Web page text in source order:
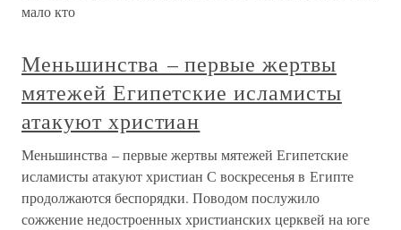
мало кто
Меньшинства – первые жертвы
мятежей Египетские исламисты
атакуют христиан
Меньшинства – первые жертвы мятежей Египетские
исламисты атакуют христиан С воскресенья в Египте
продолжаются беспорядки. Поводом послужило
сожжение недостроенных христианских церквей на юге